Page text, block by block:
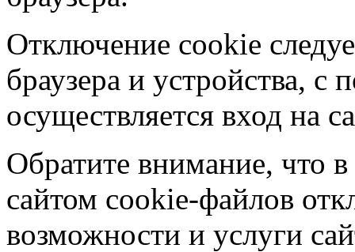
Отключение cookie
браузера и устройства,
осуществляется вход на
Обратите внимание, что в
сайтом cookie-файлов
возможности и услуги